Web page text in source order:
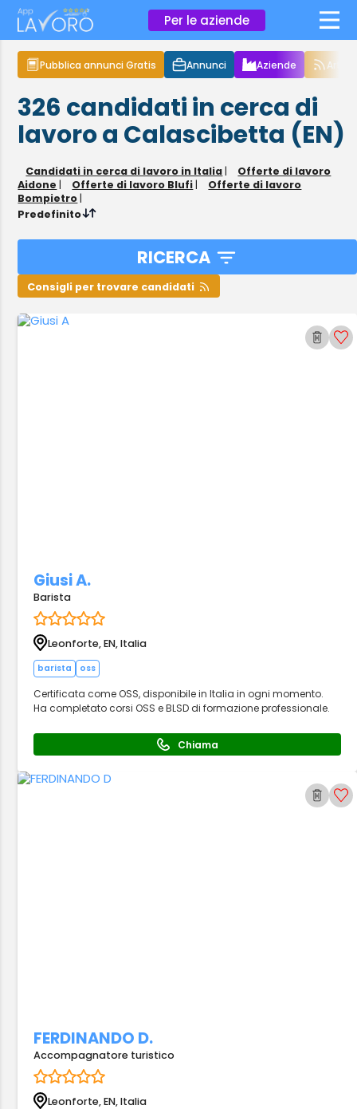
Per le aziende ×
Pubblica annunci Gratis Annunci Aziende
326 candidati in cerca di
lavoroa Calascibetta (EN)
Candidati in cerca di lavoro in Italia |
Offerte di lavoro
Aidone | Offerte di lavoro Blufi |
Offerte di lavoro
Bompietro |
Predefinito
RICERCA
Consigli per trovare candidati
Giusi A.
Barista
Leonforte, EN, Italia
barista oss
Certificata come OSS, disponibile in Italia in ogni momento.
Ha completato corsi OSS e BLSD di formazione professionale.
Chiama
FERDINANDO D.
Accompagnatore turistico
Leonforte, EN, Italia